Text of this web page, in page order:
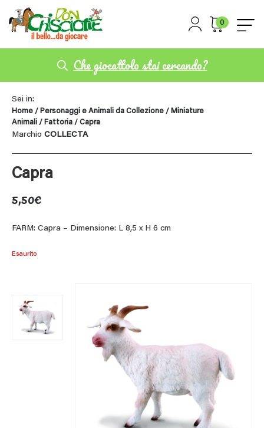
0
Che giocattolo stai cercando?
Sei in:
Home / Personaggi e Animali da Collezione / Miniature
Animali / Fattoria / Capra
Marchio COLLECTA
Capra
5,50€
FARM: Capra – Dimensione: L 8,5 x H 6 cm
Esaurito